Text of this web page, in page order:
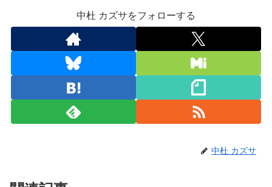
中杜 カズサをフォローする
中杜 カズサ